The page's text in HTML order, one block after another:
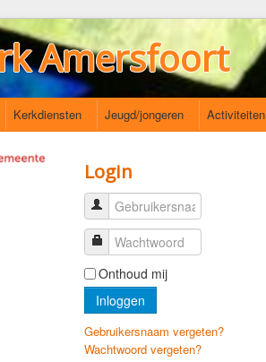
Amersfoort
Kerkdiensten Jeugd/jongeren Activiteiten
Login
Gebruikersnaam
Wachtwoord
Onthoud mij
Inloggen
Gebruikersnaam vergeten?
Wachtwoord vergeten?